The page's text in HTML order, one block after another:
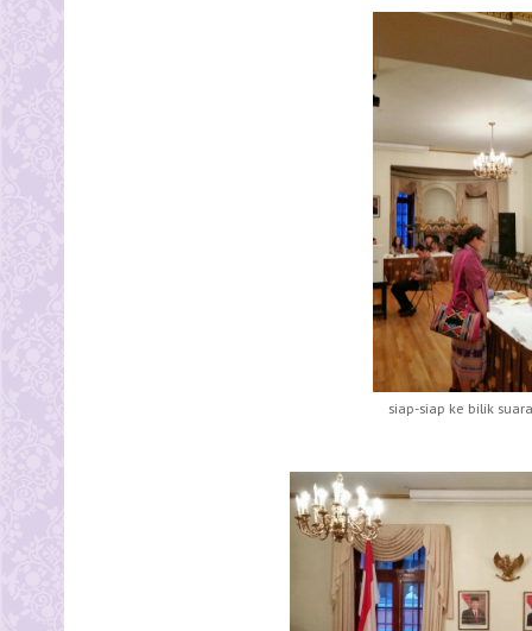
siap-siap ke bilik